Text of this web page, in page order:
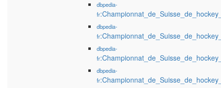
dbpedia-
fr
dbpedia-
fr
dbpedia-
fr
dbpedia-
fr